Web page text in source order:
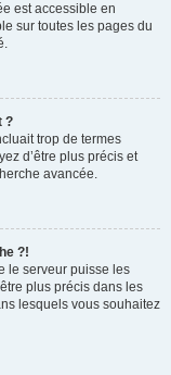
est accessible en
sur toutes les pages du
?
trop de termes
d’être plus précis et
avancée.
?!
le serveur puisse les
plus précis dans les
lesquels vous souhaitez